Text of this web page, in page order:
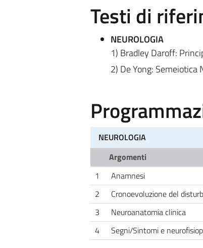
Testi di
NEUROLOGIA
1) Bradley Daroff:
2) De Yong:
NEUROLOGIA
Argomenti
1
Anamnesi
2
Cronoevoluzione del
3
Neuroanatomia clinica
4
Segni/Sintomi e